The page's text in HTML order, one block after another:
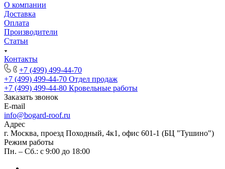
О компании
Доставка
Оплата
Производители
Статьи
Контакты
+7 (499) 499-44-70
+7 (499) 499-44-70 Отдел продаж
+7 (499) 499-44-80 Кровельные работы
Заказать звонок
E-mail
info@bogard-roof.ru
Адрес
г. Москва, проезд Походный, 4к1, офис 601-1 (БЦ "Тушино")
Режим работы
Пн. – Сб.: с 9:00 до 18:00